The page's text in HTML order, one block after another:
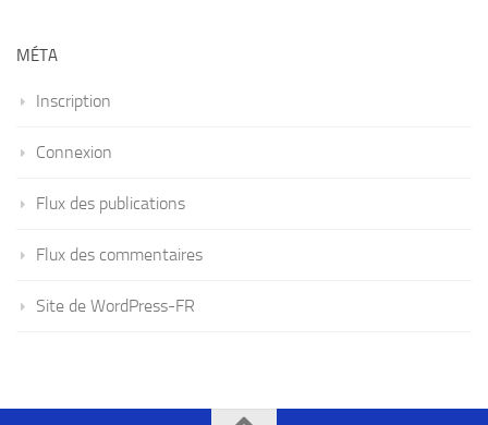
MÉTA
Inscription
Connexion
Flux des publications
Flux des commentaires
Site de WordPress-FR